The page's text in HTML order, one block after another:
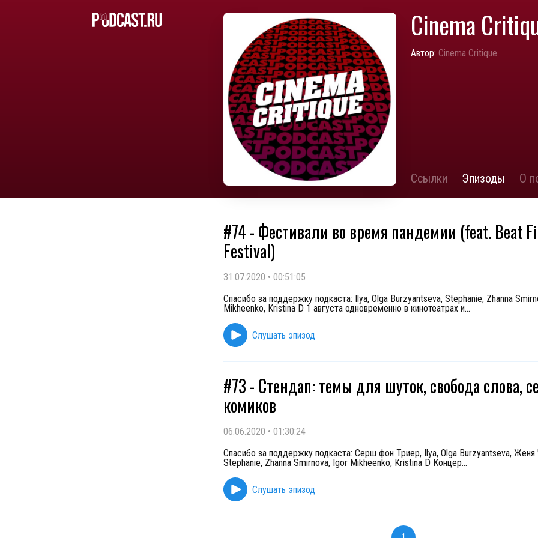
Cinema
Автор: Cinema Critique
Ссылки Эпизоды О
#74 - Фестивали во время пандемии (feat. Beat
Festival)
31.07.2020 • 00:51:05
Спасибо за поддержку подкаста: Ilya, Olga Burzyantseva, Stephanie, Zhanna
Mikheenko, Kristina D 1 августа одновременно в кинотеатрах и...
Слушать эпизод
#73 - Стендап: темы для шуток, свобода слова,
комиков
06.06.2020 • 01:30:24
Спасибо за поддержку подкаста: Серш фон Триер, Ilya, Olga Burzyantseva, Женя
Stephanie, Zhanna Smirnova, Igor Mikheenko, Kristina D Концер...
Слушать эпизод